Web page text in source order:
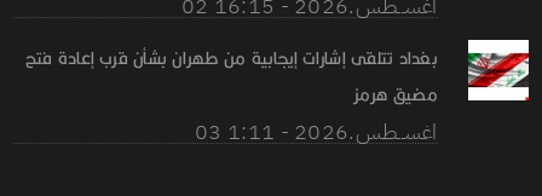
بغداد تتلقى إشارات إيجابية من طهران بشأن قرب إعادة فتح
مضيق هرمز
03 اغســطس.2026 - 1:11